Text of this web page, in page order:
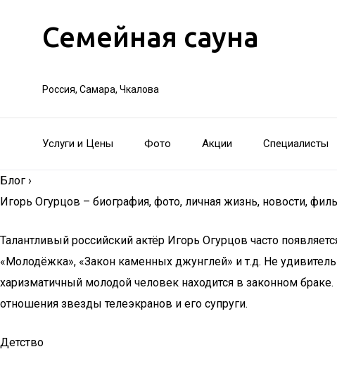
Семейная сауна
Россия, Самара, Чкалова
Услуги и Цены Фото Акции Специалисты
Блог ›
Игорь Огурцов – биография, фото, личная жизнь, новости,
Талантливый российский актёр Игорь Огурцов часто
«Молодёжка», «Закон каменных джунглей» и т.д. Не
харизматичный молодой человек находится в законном
отношения звезды телеэкранов и его супруги.
Детство